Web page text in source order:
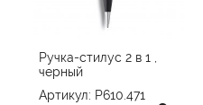
Ручка-стилус 2 в 1 ,
черный
Артикул: P610.471